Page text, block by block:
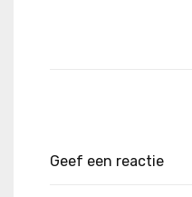
Geef een reactie